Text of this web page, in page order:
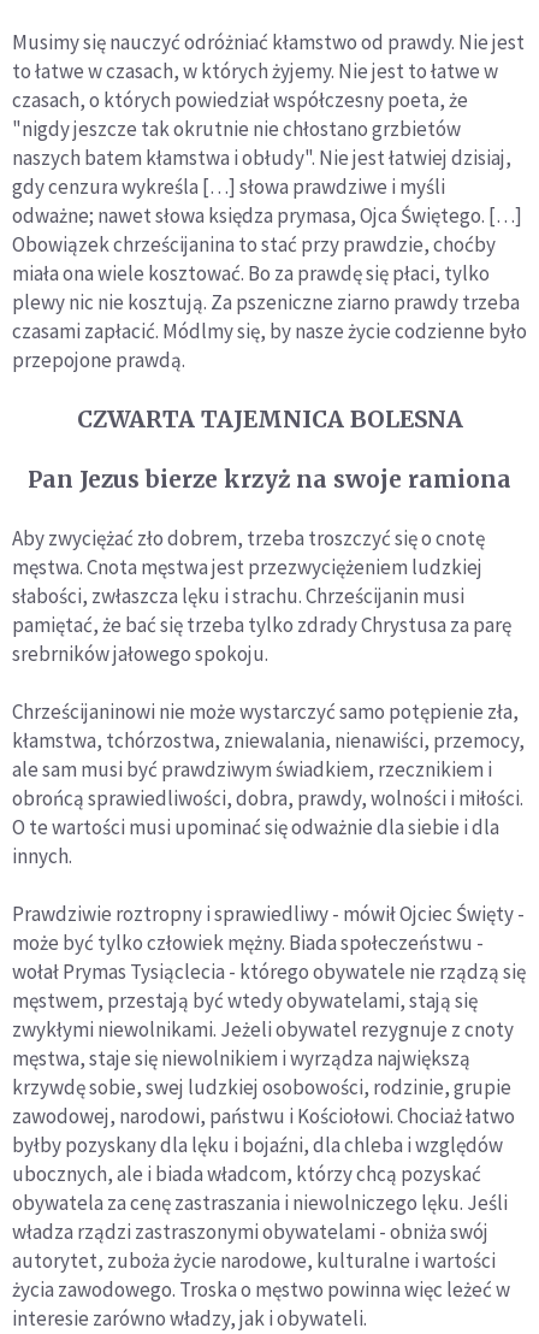
Musimy się nauczyć odróżniać kłamstwo od prawdy. Nie jest
to łatwe w czasach, w których żyjemy. Nie jest to łatwe w
czasach, o których powiedział współczesny poeta, że
"nigdy jeszcze tak okrutnie nie chłostano grzbietów
naszych batem kłamstwa i obłudy". Nie jest łatwiej dzisiaj,
gdy cenzura wykreśla […] słowa prawdziwe i myśli
odważne; nawet słowa księdza prymasa, Ojca Świętego. […]
Obowiązek chrześcijanina to stać przy prawdzie, choćby
miała ona wiele kosztować. Bo za prawdę się płaci, tylko
plewy nic nie kosztują. Za pszeniczne ziarno prawdy trzeba
czasami zapłacić. Módlmy się, by nasze życie codzienne było
przepojone prawdą.
CZWARTA TAJEMNICA BOLESNA
Pan Jezus bierze krzyż na swoje ramiona
Aby zwyciężać zło dobrem, trzeba troszczyć się o cnotę
męstwa. Cnota męstwa jest przezwyciężeniem ludzkiej
słabości, zwłaszcza lęku i strachu. Chrześcijanin musi
pamiętać, że bać się trzeba tylko zdrady Chrystusa za parę
srebrników jałowego spokoju.
Chrześcijaninowi nie może wystarczyć samo potępienie zła,
kłamstwa, tchórzostwa, zniewalania, nienawiści, przemocy,
ale sam musi być prawdziwym świadkiem, rzecznikiem i
obrońcą sprawiedliwości, dobra, prawdy, wolności i miłości.
O te wartości musi upominać się odważnie dla siebie i dla
innych.
Prawdziwie roztropny i sprawiedliwy - mówił Ojciec Święty -
może być tylko człowiek mężny. Biada społeczeństwu -
wołał Prymas Tysiąclecia - którego obywatele nie rządzą się
męstwem, przestają być wtedy obywatelami, stają się
zwykłymi niewolnikami. Jeżeli obywatel rezygnuje z cnoty
męstwa, staje się niewolnikiem i wyrządza największą
krzywdę sobie, swej ludzkiej osobowości, rodzinie, grupie
zawodowej, narodowi, państwu i Kościołowi. Chociaż łatwo
byłby pozyskany dla lęku i bojaźni, dla chleba i względów
ubocznych, ale i biada władcom, którzy chcą pozyskać
obywatela za cenę zastraszania i niewolniczego lęku. Jeśli
władza rządzi zastraszonymi obywatelami - obniża swój
autorytet, zuboża życie narodowe, kulturalne i wartości
życia zawodowego. Troska o męstwo powinna więc leżeć w
interesie zarówno władzy, jak i obywateli.